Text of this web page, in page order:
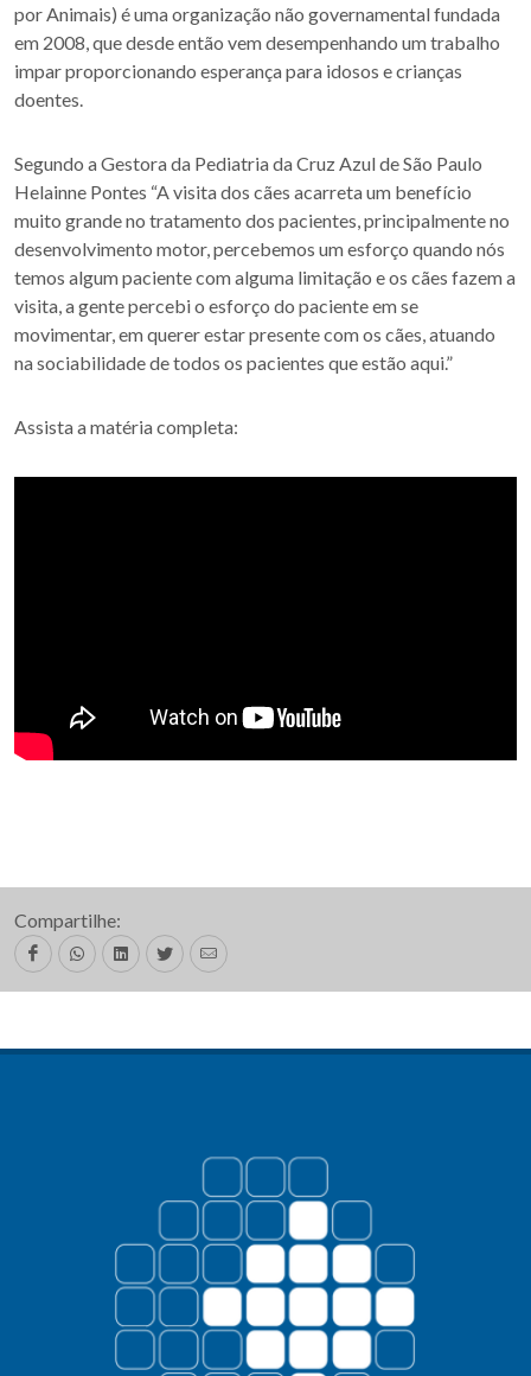
por Animais) é uma organização não governamental fundada
em 2008, que desde então vem desempenhando um trabalho
impar proporcionando esperança para idosos e crianças
doentes.
Segundo a Gestora da Pediatria da Cruz Azul de São Paulo
Helainne Pontes “A visita dos cães acarreta um benefício
muito grande no tratamento dos pacientes, principalmente no
desenvolvimento motor, percebemos um esforço quando nós
temos algum paciente com alguma limitação e os cães fazem a
visita, a gente percebi o esforço do paciente em se
movimentar, em querer estar presente com os cães, atuando
na sociabilidade de todos os pacientes que estão aqui.”
Assista a matéria completa:
Compartilhe: